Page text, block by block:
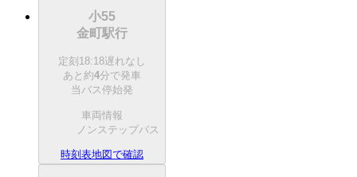
小55
金町駅行
定刻 18:18遅れなし
あと約4分で発車
当バス停始発
車両情報
ノンステップバス
時刻表地図で確認